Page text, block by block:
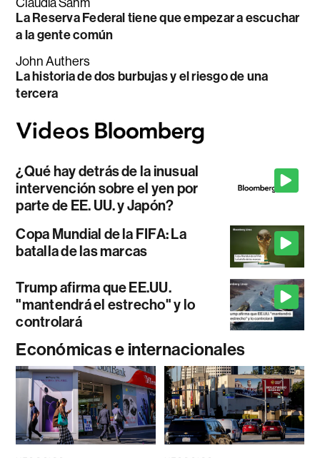
Claudia Sahm
La Reserva Federal tiene que empezar a escuchar
a la gente común
John Authers
La historia de dos burbujas y el riesgo de una
tercera
¿Qué hay detrás de la inusual
intervención sobre el yen por
parte de EE. UU. y Japón?
Copa Mundial de la FIFA: La
batalla de las marcas
Trump afirma que EE.UU.
"mantendrá el estrecho" y lo
controlará
Económicas e internacionales